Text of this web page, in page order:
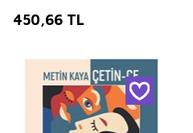
450,66 TL